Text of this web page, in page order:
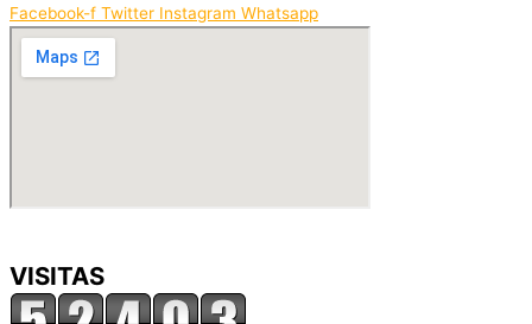
Facebook-f Twitter Instagram Whatsapp
VISITAS